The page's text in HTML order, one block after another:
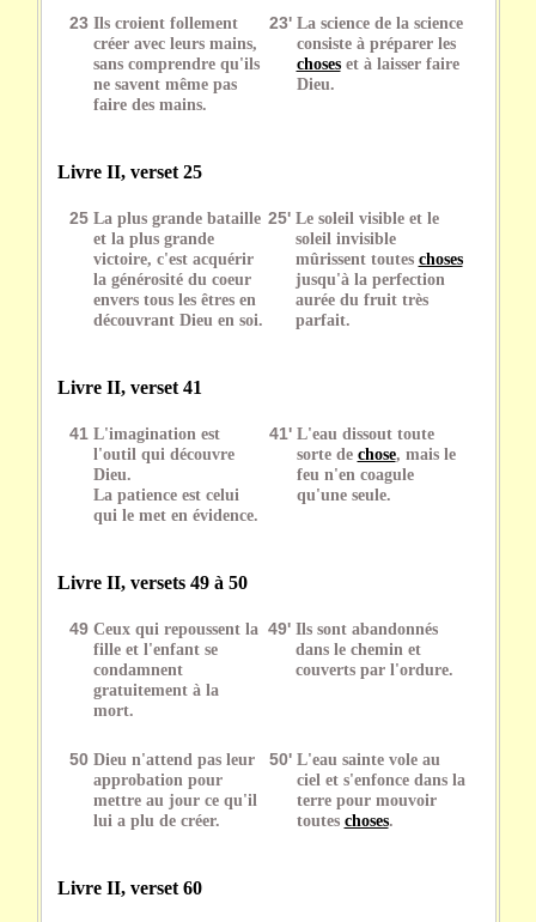
23 Ils croient follement
créer avec leurs mains,
sans comprendre qu'ils
ne savent même pas
faire des mains.
23' La science de la science
consiste à préparer les
choseset à laisser faire
Dieu.
Livre II, verset 25
25 La plus grande bataille
et la plus grande
victoire, c'est acquérir
la générosité du coeur
envers tous les êtres en
découvrant Dieu en soi.
25' Le soleil visible et le
soleil invisible
mûrissent toutes choses
jusqu'à la perfection
aurée du fruit très
parfait.
Livre II, verset 41
41 L'imagination est
l'outil qui découvre
Dieu.
La patience est celui
qui le met en évidence.
41' L'eau dissout toute
sorte de chose, mais le
feu n'en coagule
qu'une seule.
Livre II, versets 49 à 50
49 Ceux qui repoussent la
fille et l'enfant se
condamnent
gratuitement à la
mort.
49' Ils sont abandonnés
dans le chemin et
couverts par l'ordure.
50 Dieu n'attend pas leur
approbation pour
mettre au jour ce qu'il
lui a plu de créer.
50' L'eau sainte vole au
ciel et s'enfonce dans la
terre pour mouvoir
toutes choses.
Livre II, verset 60